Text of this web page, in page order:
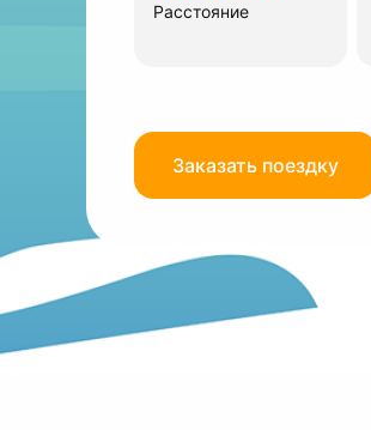
Расстояние
Заказать поездку